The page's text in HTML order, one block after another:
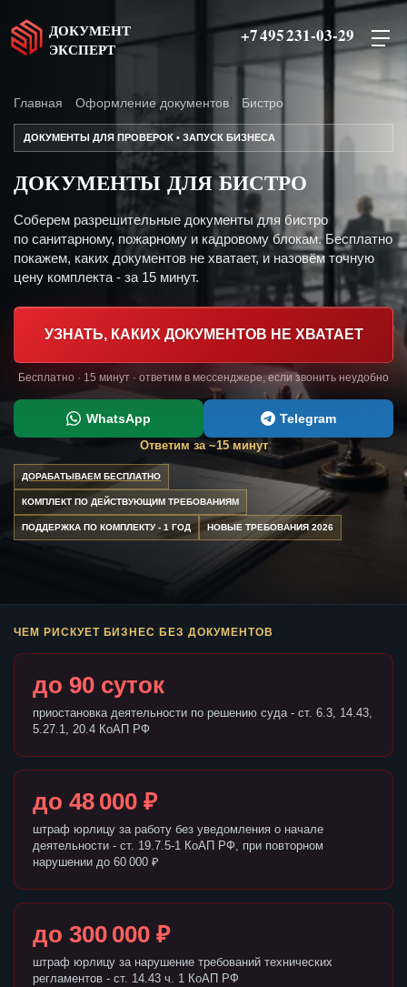
ДОКУМЕНТ
ЭКСПЕРТ
+7 495 231-03-29
Главная Оформление документов Бистро
ДОКУМЕНТЫ ДЛЯ ПРОВЕРОК • ЗАПУСК БИЗНЕСА
ДОКУМЕНТЫ ДЛЯ БИСТРО
Соберем разрешительные документы для бистро
по санитарному, пожарному и кадровому блокам. Бесплатно
покажем, каких документов не хватает, и назовём точную
цену комплекта - за 15 минут.
УЗНАТЬ, КАКИХ ДОКУМЕНТОВ НЕ ХВАТАЕТ
Бесплатно · 15 минут · ответим в мессенджере, если звонить неудобно
WhatsApp Telegram
Ответим за ~15 минут
ДОРАБАТЫВАЕМ БЕСПЛАТНО
КОМПЛЕКТ ПО ДЕЙСТВУЮЩИМ ТРЕБОВАНИЯМ
ПОДДЕРЖКА ПО КОМПЛЕКТУ - 1 ГОД НОВЫЕ ТРЕБОВАНИЯ 2026
ЧЕМ РИСКУЕТ БИЗНЕС БЕЗ ДОКУМЕНТОВ
до 90 суток
приостановка деятельности по решению суда - ст. 6.3, 14.43,
5.27.1, 20.4 КоАП РФ
до 48 000 ₽
штраф юрлицу за работу без уведомления о начале
деятельности - ст. 19.7.5-1 КоАП РФ, при повторном
нарушении до 60 000 ₽
до 300 000 ₽
штраф юрлицу за нарушение требований технических
регламентов - ст. 14.43 ч. 1 КоАП РФ